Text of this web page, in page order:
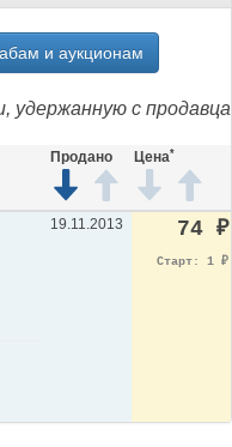
и аукционам
удержанную с продавца
Продано Цена*
19.11.2013 74 ₽
Старт: 1 ₽